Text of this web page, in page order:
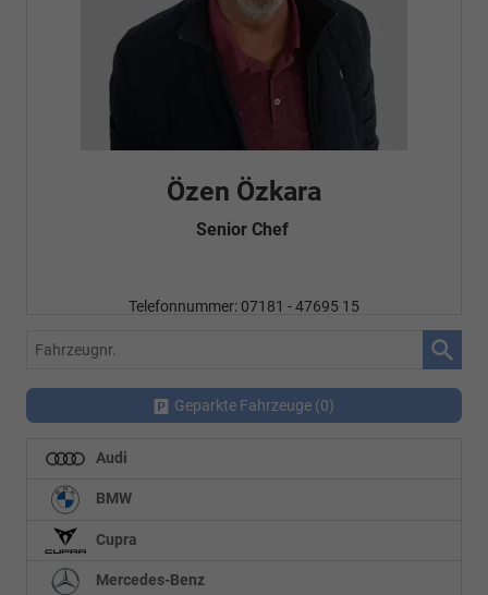
Özen Özkara
Senior Chef
Telefonnummer: 07181 - 47695 15
Fahrzeugnr.
Geparkte Fahrzeuge (0)
Audi
BMW
Cupra
Mercedes-Benz